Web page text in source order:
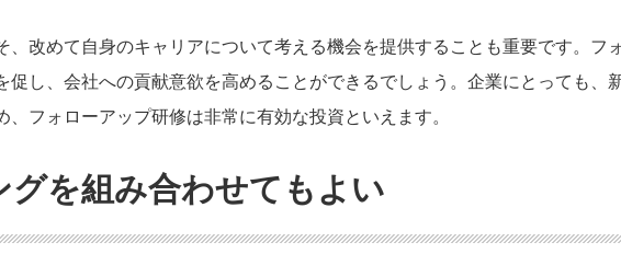
、改めて自身のキャリアについて考える機会を提供することも重要です。フ
促し、会社への貢献意欲を高めることができるでしょう。企業にとっても、
フォローアップ研修は非常に有効な投資といえます。
グを組み合わせてもよい